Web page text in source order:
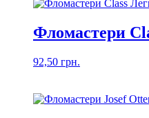
Фломастери
92,50 грн.